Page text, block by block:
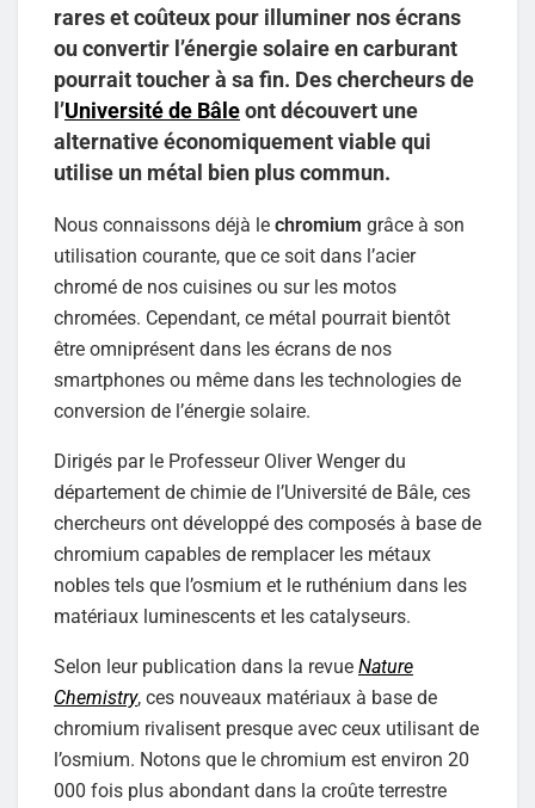
rares et coûteux pour illuminer nos écrans
ou convertir l’énergie solaire en carburant
pourrait toucher à sa fin. Des chercheurs de
l’Université de Bâleont découvert une
alternative économiquement viable qui
utilise un métal bien plus commun.
Nous connaissons déjà le chromium grâce à son
utilisation courante, que ce soit dans l’acier
chromé de nos cuisines ou sur les motos
chromées. Cependant, ce métal pourrait bientôt
être omniprésent dans les écrans de nos
smartphones ou même dans les technologies de
conversion de l’énergie solaire.
Dirigés par le Professeur Oliver Wenger du
département de chimie de l’Université de Bâle, ces
chercheurs ont développé des composés à base de
chromium capables de remplacer les métaux
nobles tels que l’osmium et le ruthénium dans les
matériaux luminescents et les catalyseurs.
Selon leur publication dans la revue Nature
Chemistry, ces nouveaux matériaux à base de
chromium rivalisent presque avec ceux utilisant de
l’osmium. Notons que le chromium est environ 20
000 fois plus abondant dans la croûte terrestre